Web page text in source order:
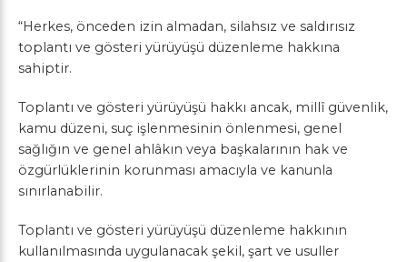
“Herkes, önceden izin almadan, silahsız ve saldırısız
toplantı ve gösteri yürüyüşü düzenleme hakkına
sahiptir.
Toplantı ve gösteri yürüyüşü hakkı ancak, millî güvenlik,
kamu düzeni, suç işlenmesinin önlenmesi, genel
sağlığın ve genel ahlâkın veya başkalarının hak ve
özgürlüklerinin korunması amacıyla ve kanunla
sınırlanabilir.
Toplantı ve gösteri yürüyüşü düzenleme hakkının
kullanılmasında uygulanacak şekil, şart ve usuller